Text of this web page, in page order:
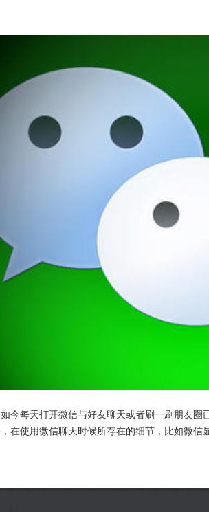
今每天打开微信与好友聊天或者刷一刷朋友
在使用微信聊天时候所存在的细节，比如微